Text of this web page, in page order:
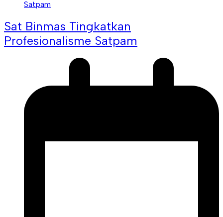
Sat Binmas Tingkatkan
Profesionalisme Satpam